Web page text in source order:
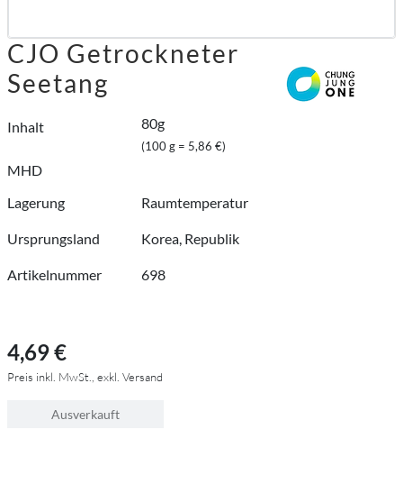
CJO Getrockneter
Seetang
Inhalt 80g
(100 g = 5,86 €)
MHD
Lagerung
Raumtemperatur
Ursprungsland Korea, Republik
Artikelnummer 698
4,69 €
Preis inkl. MwSt., exkl. Versand
Ausverkauft